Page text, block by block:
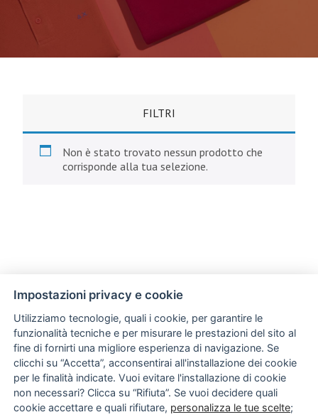
FILTRI
Non è stato trovato nessun prodotto che
corrisponde alla tua selezione.
Impostazioni privacy e cookie
Utilizziamo tecnologie, quali i cookie, per garantire le
funzionalità tecniche e per misurare le prestazioni del sito al
fine di fornirti una migliore esperienza di navigazione. Se
clicchi su “Accetta”, acconsentirai all'installazione dei cookie
per le finalità indicate. Vuoi evitare l'installazione di cookie
non necessari? Clicca su “Rifiuta”. Se vuoi decidere quali
cookie accettare e quali rifiutare, personalizza le tue scelte;